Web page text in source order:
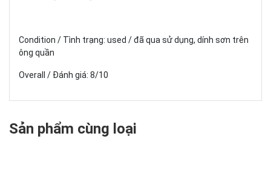
Condition / Tình trạng: used / đã qua sử dụng, dính sơn trên
ông quần
Overall / Đánh giá: 8/10
Sản phẩm cùng loại